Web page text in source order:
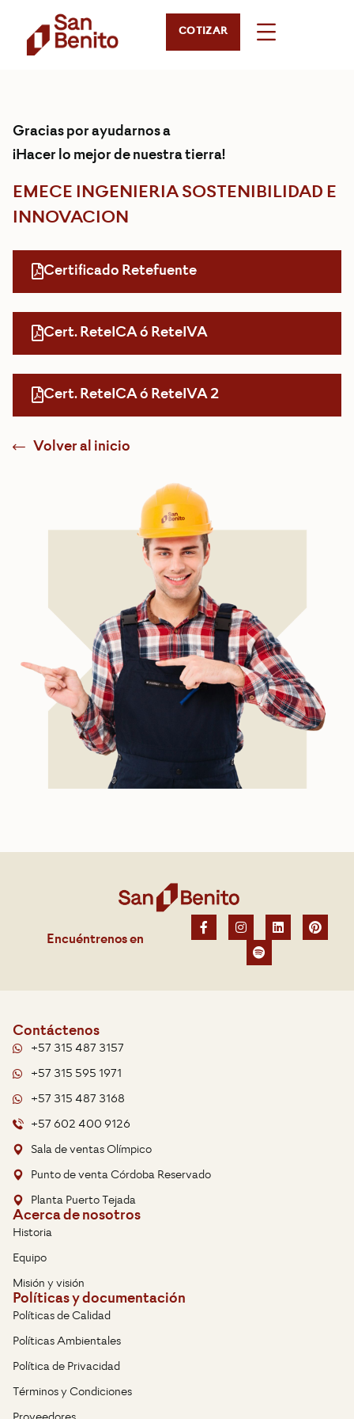
COTIZAR
Gracias por ayudarnos a
¡Hacer lo mejor de nuestra tierra!
EMECE INGENIERIA SOSTENIBILIDAD E
INNOVACION
Certificado Retefuente
Cert. ReteICA ó ReteIVA
Cert. ReteICA ó ReteIVA 2
Volver al inicio
Encuéntrenos en
Contáctenos
+57 315 487 3157
+57 315 595 1971
+57 315 487 3168
+57 602 400 9126
Sala de ventas Olímpico
Punto de venta Córdoba Reservado
Planta Puerto Tejada
Acerca de nosotros
Historia
Equipo
Misión y visión
Políticas y documentación
Políticas de Calidad
Políticas Ambientales
Política de Privacidad
Términos y Condiciones